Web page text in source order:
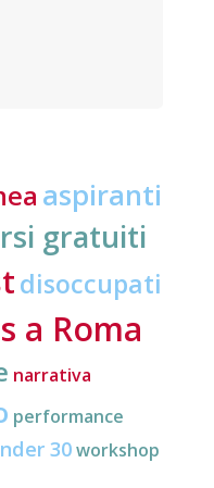
aspiranti
gratuiti
disoccupati
a Roma
narrativa
performance
30workshop